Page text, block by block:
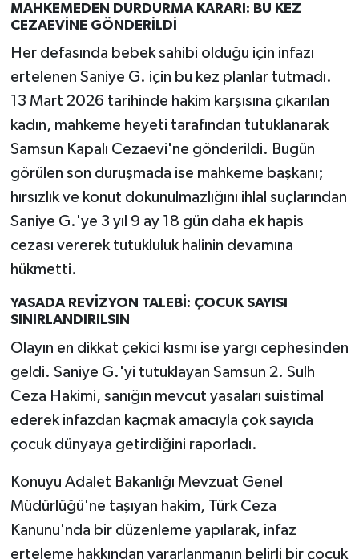
MAHKEMEDEN DURDURMA KARARI: BU KEZ
CEZAEVİNE GÖNDERİLDİ
Her defasında bebek sahibi olduğu için infazı
ertelenen Saniye G. için bu kez planlar tutmadı.
13 Mart 2026 tarihinde hakim karşısına çıkarılan
kadın, mahkeme heyeti tarafından tutuklanarak
Samsun Kapalı Cezaevi'ne gönderildi. Bugün
görülen son duruşmada ise mahkeme başkanı;
hırsızlık ve konut dokunulmazlığını ihlal suçlarından
Saniye G.'ye 3 yıl 9 ay 18 gün daha ek hapis
cezası vererek tutukluluk halinin devamına
hükmetti.
YASADA REVİZYON TALEBİ: ÇOCUK SAYISI
SINIRLANDIRILSIN
Olayın en dikkat çekici kısmı ise yargı cephesinden
geldi. Saniye G.'yi tutuklayan Samsun 2. Sulh
Ceza Hakimi, sanığın mevcut yasaları suistimal
ederek infazdan kaçmak amacıyla çok sayıda
çocuk dünyaya getirdiğini raporladı.
Konuyu Adalet Bakanlığı Mevzuat Genel
Müdürlüğü'ne taşıyan hakim, Türk Ceza
Kanunu'nda bir düzenleme yapılarak, infaz
erteleme hakkından yararlanmanın belirli bir çocuk